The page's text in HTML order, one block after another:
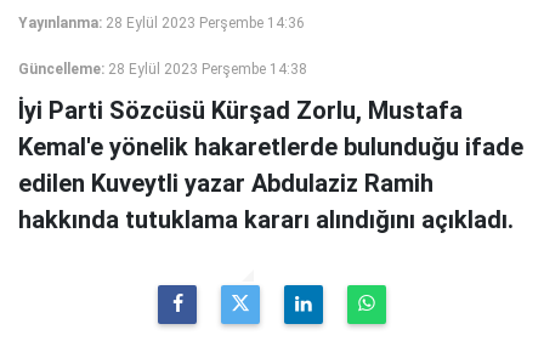
Yayınlanma: 28 Eylül 2023 Perşembe 14:36
Güncelleme: 28 Eylül 2023 Perşembe 14:38
İyi Parti Sözcüsü Kürşad Zorlu, Mustafa
Kemal'e yönelik hakaretlerde bulunduğu ifade
edilen Kuveytli yazar Abdulaziz Ramih
hakkında tutuklama kararı alındığını açıkladı.